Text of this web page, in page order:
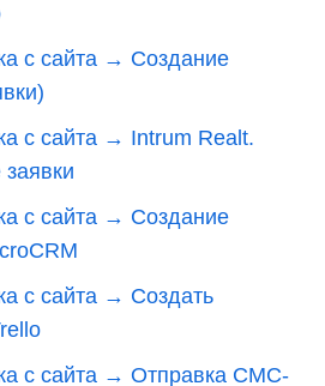
с сайта → Создание
с сайта → Intrum Realt.
с сайта → Создание
с сайта → Создать
с сайта → Отправка СМС-